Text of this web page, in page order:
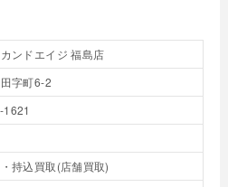
ンドエイジ 福島店
字町6-2
持込買取(店舗買取)